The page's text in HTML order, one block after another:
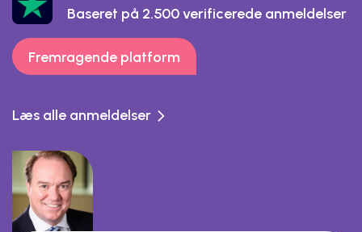
Baseret på 2.500 verificerede anmeldelser
Fremragende platform
Læs alle anmeldelser